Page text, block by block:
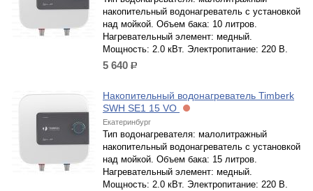
накопительный водонагреватель с установкой
над мойкой. Объем бака: 10 литров.
Нагревательный элемент: медный.
Мощность: 2.0 кВт. Электропитание: 220 В.
5 640 р.
Накопительный водонагреватель Timberk
SWH SE1 15 VO
Екатеринбург
Тип водонагревателя: малолитражный
накопительный водонагреватель с установкой
над мойкой. Объем бака: 15 литров.
Нагревательный элемент: медный.
Мощность: 2.0 кВт. Электропитание: 220 В.